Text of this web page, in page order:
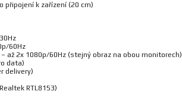
připojení k zařízení (20 cm)
60Hz
– až 2x 1080p/60Hz (stejný obraz na obou monitorech)
data)
delivery)
RTL8153)